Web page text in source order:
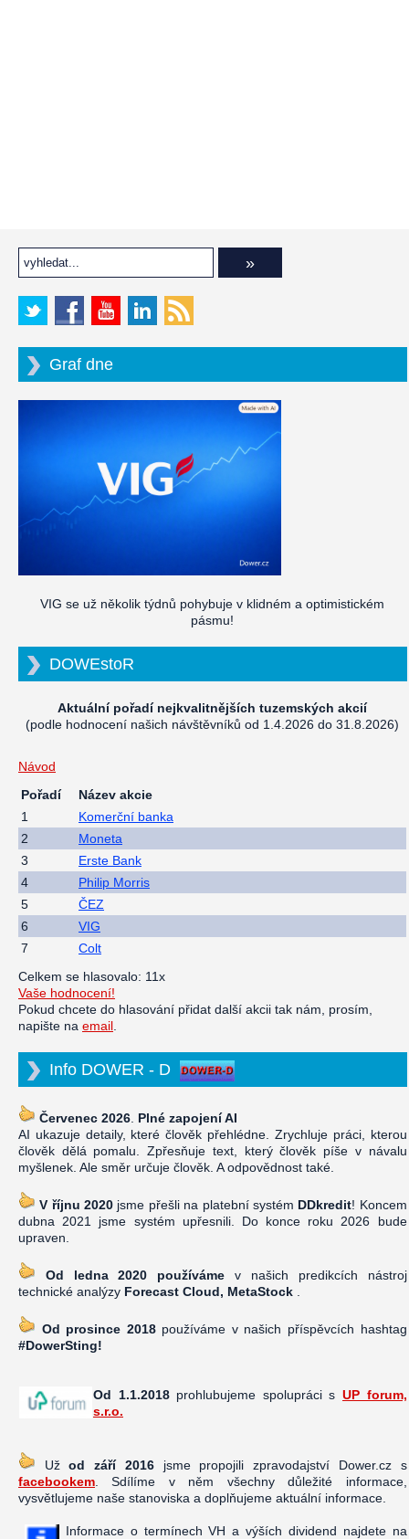
Graf dne
VIG se už několik týdnů pohybuje v klidném a optimistickém
pásmu!
DOWEstoR
Aktuální pořadí nejkvalitnějších tuzemských akcií
(podle hodnocení našich návštěvníků od 1.4.2026 do 31.8.2026)
Návod
Pořadí
Název akcie
1
Komerční banka
2
Moneta
3
Erste Bank
4
Philip Morris
5
ČEZ
6
VIG
7
Colt
Celkem se hlasovalo: 11x
Vaše hodnocení!
Pokud chcete do hlasování přidat další akcii tak nám, prosím,
napište na email
Info DOWER - D
Červenec 2026 Plné zapojení AI
AI ukazuje detaily, které člověk přehlédne. Zrychluje práci, kterou
člověk dělá pomalu. Zpřesňuje text, který člověk píše v návalu
myšlenek. Ale směr určuje člověk. A odpovědnost také.
V říjnu 2020 jsme přešli na platební systém DDkredit! Koncem
dubna 2021 jsme systém upřesnili. Do konce roku 2026 bude
upraven.
Od ledna 2020 používáme v našich predikcích nástroj
technické analýzy Forecast Cloud, MetaStock
Od prosince 2018používáme v našich příspěvcích hashtag
#DowerSting!
Od 1.1.2018prohlubujeme spolupráci sUP forum,
s.r.o.
Užod září 2016jsme propojili zpravodajství Dower.cz s
facebookem . Sdílíme v něm všechny důležité informace,
vysvětlujeme naše stanoviska a doplňujeme aktuální informace.
Informace o termínech VH a výších dividend najdete na